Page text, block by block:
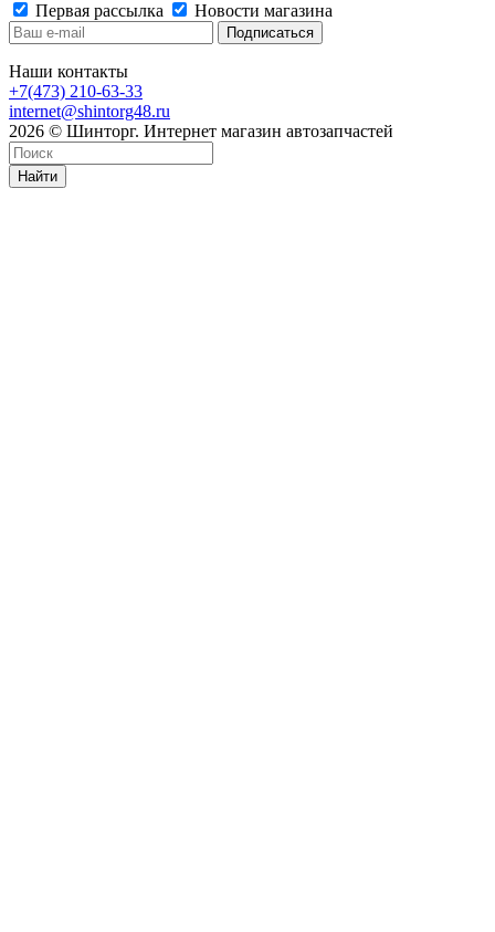
Первая рассылка
Новости магазина
Наши контакты
+7(473) 210-63-33
internet@shintorg48.ru
2026 © Шинторг. Интернет магазин автозапчастей
Найти